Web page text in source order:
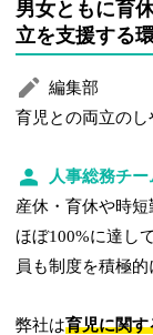
男女ともに育
立を支援する
編集部
育児との両立のし
人事総務チ
産休・育休や時
ほぼ100%に達し
員も制度を積極的
弊社は育児に関